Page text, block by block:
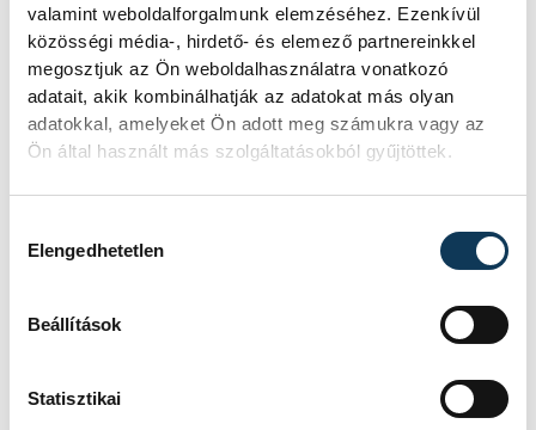
valamint weboldalforgalmunk elemzéséhez. Ezenkívül
közösségi média-, hirdető- és elemező partnereinkkel
megosztjuk az Ön weboldalhasználatra vonatkozó
adatait, akik kombinálhatják az adatokat más olyan
adatokkal, amelyeket Ön adott meg számukra vagy az
Ön által használt más szolgáltatásokból gyűjtöttek.
Elengedhetetlen
Beállítások
Statisztikai
hogy állandóan ismerősbe botlunk, és
vagy a pultnál vagy akár a lépcsőn muszáj
leállni egy kicsit beszélgetni. Minden apró
részlet, a friss virágok, az arácsi
cukrászdából hozott sütemények, a kézzel
készített design-termékek egytől-egyig
olyanok, mintha a Pinterest mappáink
váltak volna hirtelen valósággá. A siker úgy
napfény melegítette, világos belső tér,
állandóan pezsgő helyszín, ahol a brunch
nemcsak íz-, hanem abszolút vizuális